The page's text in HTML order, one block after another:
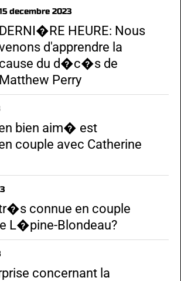
decembre 2023
DERNI�RE HEURE: Nous
d'apprendre la
cause du d�c�s de
Matthew Perry
bien aim� est
couple avec Catherine
connue en couple
L�pine-Blondeau?
concernant la